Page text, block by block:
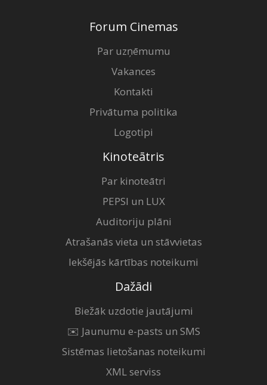
Forum Cinemas
Par uzņēmumu
Vakances
Kontakti
Privātuma politika
Logotipi
Kinoteātris
Par kinoteātri
PEPSI un LUX
Auditoriju plāni
Atrašanās vieta un stāvvietas
Iekšējās kārtības noteikumi
Dažādi
Biežāk uzdotie jautājumi
✉️ Jaunumu e-pasts un SMS
Sistēmas lietošanas noteikumi
XML serviss